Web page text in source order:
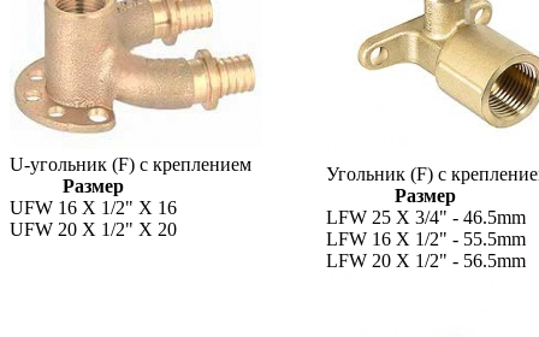
U-угольник (F) с креплением
Размер
UFW 16 X 1/2" X 16
UFW 20 X 1/2" X 20
Угольник (F) с
Размер
LFW 25 X 3/4" - 46.5mm
LFW 16 X 1/2" - 55.5mm
LFW 20 X 1/2" - 56.5mm